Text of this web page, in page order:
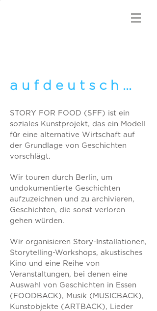
a u f d e u t s c h ...
STORY FOR FOOD (SFF) ist ein
soziales Kunstprojekt, das ein Modell
für eine alternative Wirtschaft auf
der Grundlage von Geschichten
vorschlägt.
Wir touren durch Berlin, um
undokumentierte Geschichten
aufzuzeichnen und zu archivieren,
Geschichten, die sonst verloren
gehen würden.
Wir organisieren Story-Installationen,
Storytelling-Workshops, akustisches
Kino und eine Reihe von
Veranstaltungen, bei denen eine
Auswahl von Geschichten in Essen
(FOODBACK), Musik (MUSICBACK),
Kunstobjekte (ARTBACK), Lieder